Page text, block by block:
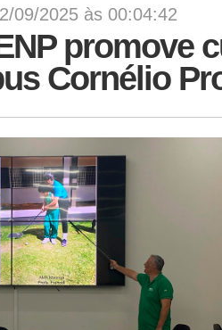
09/2025 às 00:04:42
promove
Cornélio